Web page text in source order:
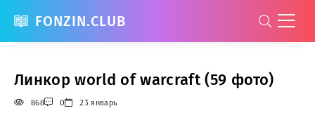
FONZIN.CLUB
Линкор world of warcraft (59 фото)
868 0 23 январь